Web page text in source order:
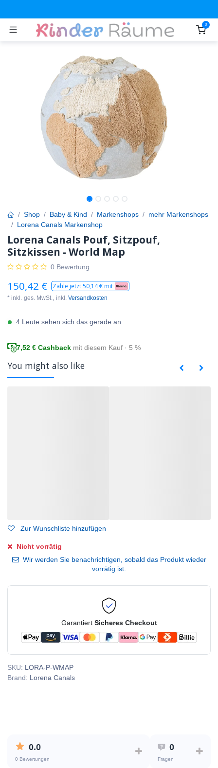
0
Shop Baby & Kind Markenshops
mehr Markenshops
Lorena Canals Markenshop
Lorena Canals Pouf, Sitzpouf,
Sitzkissen - World Map
0 Bewertung
150,42 € Zahle jetzt50,14€ mit
* inkl. ges. MwSt., inkl. Versandkosten
4 Leute sehen sich das gerade an
7,52 € Cashback mit diesem Kauf · 5 %
You might also like
Zur Wunschliste hinzufügen
Nicht vorrätig
Wir werden Sie benachrichtigen, sobald das Produkt wieder
vorrätig ist.
Garantiert Sicheres Checkout
SKU: LORA-P-WMAP
Brand: Lorena Canals
0.0
0 Bewertungen
0
Fragen